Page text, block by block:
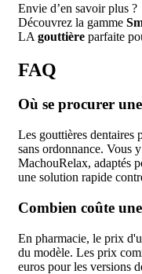
Envie d’en savoir plus ?
Découvrez la gamme
LA gouttière parfaite
FAQ
Où se procurer
Les gouttières dentaires
sans ordonnance. Vous
MachouRelax, adaptés
une solution rapide
Combien coûte
En pharmacie, le prix
du modèle. Les prix
euros pour les versions